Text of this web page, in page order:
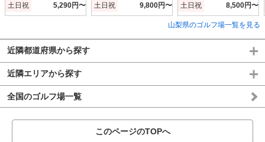
土日祝
5,290円〜
土日祝
9,800円〜
土日祝
8,500円〜
山梨県のゴルフ場一覧を見る
近隣都道府県から探す
近隣エリアから探す
全国のゴルフ場一覧
このページのTOPへ